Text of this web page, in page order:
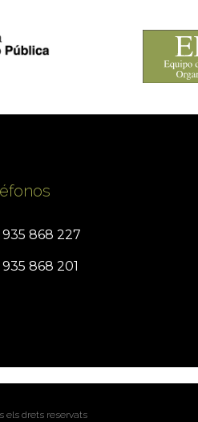
935 868 227
868 201
els drets reservats